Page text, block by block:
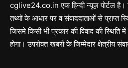
cglive24.co.in एक हिन्दी न्यूज़ पोर्टल है।
तथ्यों के आधार पर व संवाददाताओं से प्राप्त
जिसमे किसी भी प्रकार की विवाद की स्थिति
होगा। उपरोक्त खबरों के जिम्मेदार क्षेत्रीय